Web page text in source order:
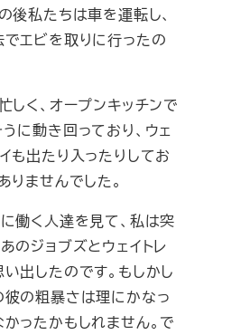
後私たちは車を運転し、
エビを取りに行ったの
しく、オープンキッチンで
に動き回っており、ウェ
も出たり入ったりしてお
りませんでした。
働く人達を見て、私は突
のジョブズとウェイトレ
出したのです。もしかし
の粗暴さは理にかなっ
ったかもしれません。で